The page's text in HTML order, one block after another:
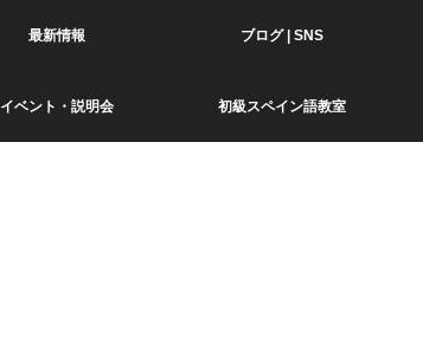
最新情報 ブログ | SNS
イベント・説明会 初級スペイン語教室